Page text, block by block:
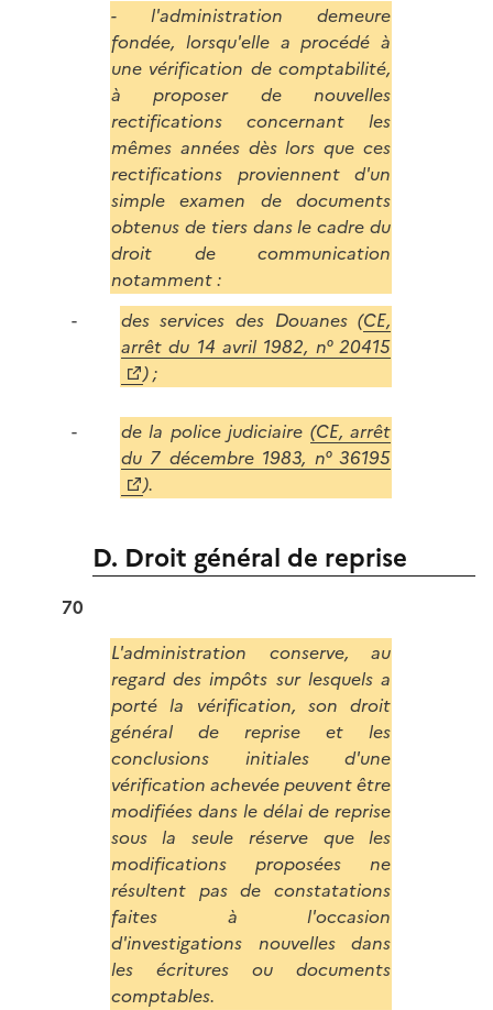
- l'administration demeure
fondée, lorsqu'elle a procédé à
une vérification de comptabilité,
à proposer de nouvelles
rectifications concernant les
mêmes années dès lors que ces
rectifications proviennent d'un
simple examen de documents
obtenus de tiers dans le cadre du
droit de communication
notamment :
des services des Douanes (CE,
arrêt du 14 avril 1982, n° 20415
) ;
de la police judiciaire (CE, arrêt
du 7 décembre 1983, n° 36195
).
D. Droit général de reprise
70
L'administration conserve, au
regard des impôts sur lesquels a
porté la vérification, son droit
général de reprise et les
conclusions initiales d'une
vérification achevée peuvent être
modifiées dans le délai de reprise
sous la seule réserve que les
modifications proposées ne
résultent pas de constatations
faites à l'occasion
d'investigations nouvelles dans
les écritures ou documents
comptables.